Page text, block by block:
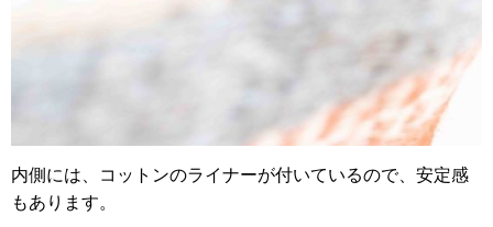
内側には、コットンのライナーが付いているので、安定感
もあります。